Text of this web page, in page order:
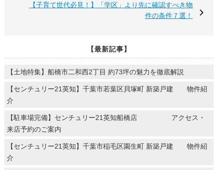
【子育て世代必見！】「学区」より先に確認すべき物
件の条件７選！
【最新記事】
【土地特集】船橋市二和西2丁目 約73坪の魅力を徹底解説
【センチュリー21英知】千葉市若葉区貝塚町 新築戸建 物件紹
介
【駐車場完備】センチュリー21英知船橋店 アクセス・
来店予約のご案内
【センチュリー21英知】千葉市稲毛区園生町 新築戸建 物件紹
介